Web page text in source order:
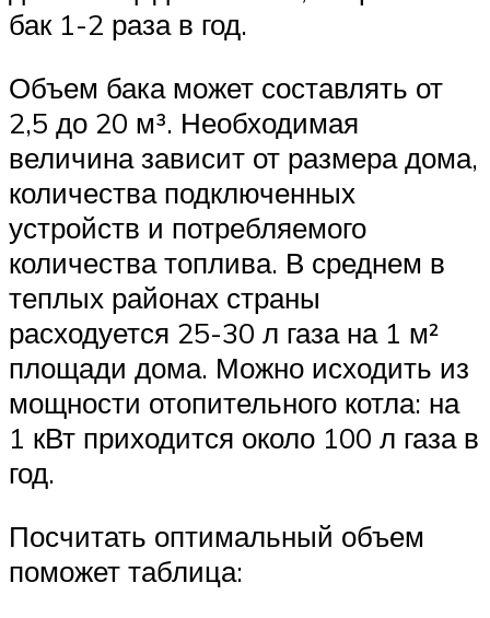
бак 1-2 раза в год.
Объем бака может составлять от
2,5 до 20 м³. Необходимая
величина зависит от размера дома,
количества подключенных
устройств и потребляемого
количества топлива. В среднем в
теплых районах страны
расходуется 25-30 л газа на 1 м²
площади дома. Можно исходить из
мощности отопительного котла: на
1 кВт приходится около 100 л газа в
год.
Посчитать оптимальный объем
поможет таблица: